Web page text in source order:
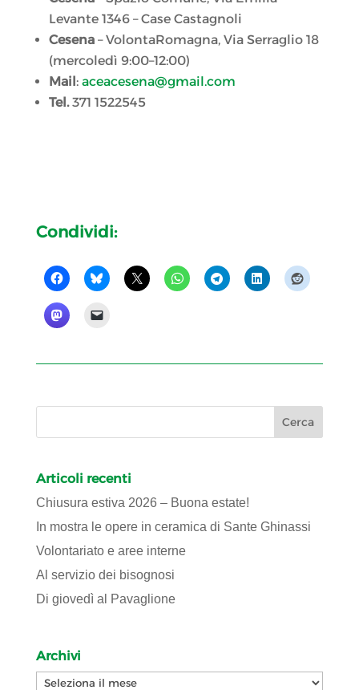
Levante 1346 – Case Castagnoli
Cesena– VolontaRomagna, Via Serraglio 18
(mercoledì 9:00–12:00)
Mail : aceacesena@gmail.com
Tel.371 1522545
Condividi:
Articoli recenti
Chiusura estiva 2026 – Buona estate!
In mostra le opere in ceramica di Sante Ghinassi
Volontariato e aree interne
Al servizio dei bisognosi
Di giovedì al Pavaglione
Archivi
Archivi